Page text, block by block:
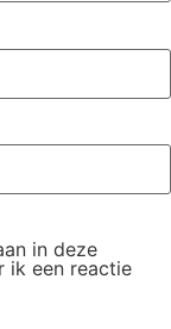
in deze
ik een reactie